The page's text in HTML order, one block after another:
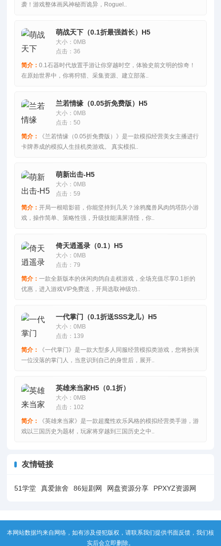
袭！游戏整体画风神秘而诡异，Roguel..
萌战天下（0.1折最强酋长）H5
大小：0MB
点击：36
简介： 0.1石器时代放置手游让你穿越时空，体验史前文明的惊奇！
在原始世界中，你将狩猎、采集资源、建立部落..
兰若情缘（0.05折免费版）H5
大小：0MB
点击：50
简介：
《兰若情缘（0.05折免费版）》是一款模拟经营美女主播进行
卡牌养成的模拟人生挂机类游戏。 真实模拟..
萌新出击-H5
大小：0MB
点击：59
简介： 开局一根暗影箭，你能坚持到几关？涂鸦魔兽风肉鸽塔防小游
戏，操作简单、策略性强，升级技能满屏清怪，你..
倚天逍遥录（0.1）H5
大小：0MB
点击：79
简介： 一款全新版本的休闲肉鸽自走棋游戏，全场充值尽享0.1折的
优惠，进入游戏VIP免费送，开局选取神级功..
一代掌门（0.1折送SSS龙儿）H5
大小：0MB
点击：139
简介：
《一代掌门》是一款大型多人同服经营模拟类游戏，您将扮演
一位没落的掌门人，当意识到自己的身世后，展开..
英雄来当家H5（0.1折）
大小：0MB
点击：102
简介：
《英雄来当家》是一款超魔性欢乐风格的模拟经营类手游，游
戏以三国历史为题材，玩家将穿越到三国历史之中..
友情链接
51学堂 真爱旅舍 86短剧网 网盘资源分享 PPXYZ资源网
本网站数据均来自网络，如有涉及侵犯版权，请联系我们提供书面反馈，我们核
实后会立即删除。